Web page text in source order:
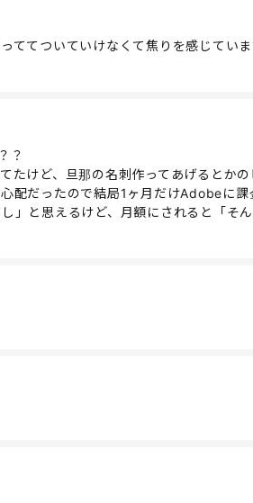
ててついていけなくて焦りを感じていま
？
けど、旦那の名刺作ってあげるとか
配だったので結局1ヶ月だけAdobeに課
」と思えるけど、月額にされると「そ